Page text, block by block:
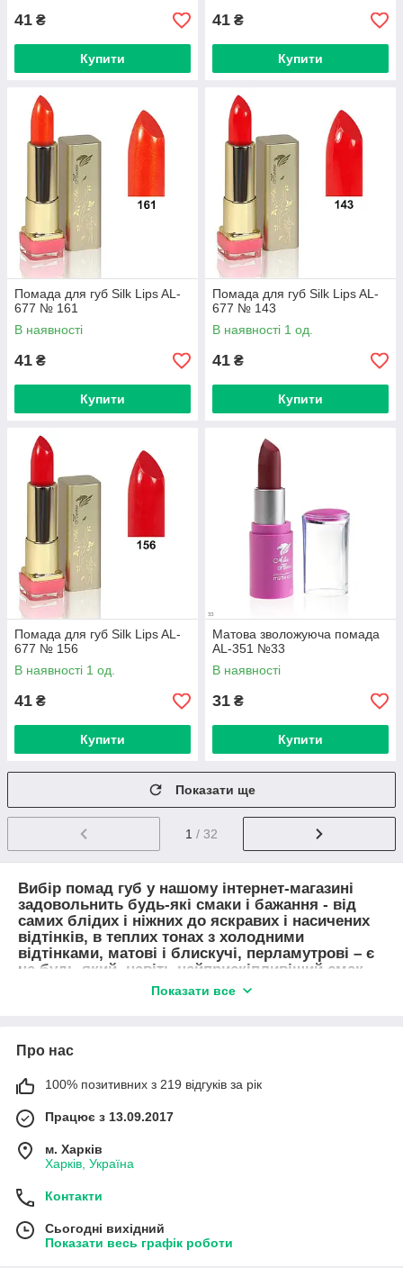
41 ₴
Купити
41 ₴
Купити
Помада для губ Silk Lips AL-
677 № 161
В наявності
41 ₴
Купити
Помада для губ Silk Lips AL-
677 № 143
В наявності 1 од.
41 ₴
Купити
Помада для губ Silk Lips AL-
677 № 156
В наявності 1 од.
41 ₴
Купити
Матова зволожуюча помада
AL-351 №33
В наявності
31 ₴
Купити
Показати ще
1 / 32
Вибір помад губ у нашому інтернет-магазині
задовольнить будь-які смаки і бажання - від
самих блідих і ніжних до яскравих і насичених
відтінків, в теплих тонах з холодними
відтінками, матові і блискучі, перламутрові – є
на будь-який, навіть найприскіпливіший смак.
Можна підібрати помаду для губ в наборах, що
колір і блиск, а і оберігають їх від впливу зовнішніх факторів –
еластичність шкіри губ, зберігають вологу, запобігає
пересихання губ. Пропонуємо спробувати унікальні помади з
різними маслами для пом'якшення шкіри губ.
Існують гігієнічні помади, які зволожують, живлять губи,
загоюють невеликі тріщинки на губах. Серед асортименту
інтернет-магазину вони ще відомі як «бальзами для губ».
Дуже добре користуються попитом, тому що підходять для
використання, як дітям, так і дорослим, у тому числі
чоловікам.
Рідка помада для губ, як правило, має тонку ніжну текстуру.
Показати все
Про нас
100% позитивних з 219 відгуків за рік
Працює з 13.09.2017
м. Харків
Харків, Україна
Контакти
Сьогодні вихідний
Показати весь графік роботи